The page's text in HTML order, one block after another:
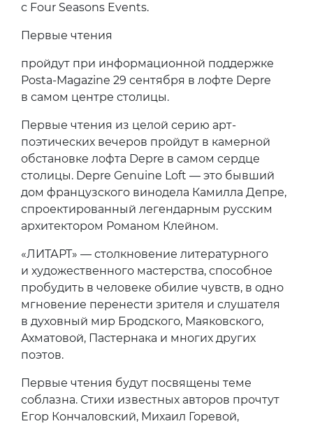
с Four Seasons Events.
Первые чтения
пройдут при информационной поддержке
Posta-Magazine 29 сентября в лофте Depre
в самом центре столицы.
Первые чтения из целой серию арт-
поэтических вечеров пройдут в камерной
обстановке лофта Depre в самом сердце
столицы. Depre Genuine Loft — это бывший
дом французского винодела Камилла Депре,
спроектированный легендарным русским
архитектором Романом Клейном.
«ЛИТАРТ» — столкновение литературного
и художественного мастерства, способное
пробудить в человеке обилие чувств, в одно
мгновение перенести зрителя и слушателя
в духовный мир Бродского, Маяковского,
Ахматовой, Пастернака и многих других
поэтов.
Первые чтения будут посвящены теме
соблазна. Стихи известных авторов прочтут
Егор Кончаловский, Михаил Горевой,